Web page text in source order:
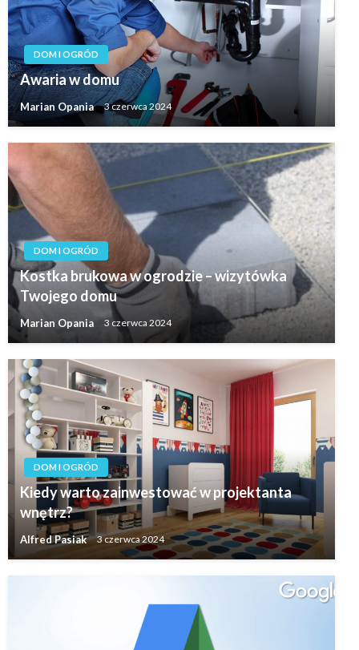
DOM I OGRÓD
Awaria w domu
Marian Opania 3 czerwca 2024
DOM I OGRÓD
Kostka brukowa w ogrodzie – wizytówka
Twojego domu
Marian Opania 3 czerwca 2024
DOM I OGRÓD
Kiedy warto zainwestować w projektanta
wnętrz?
Alfred Pasiak 3 czerwca 2024